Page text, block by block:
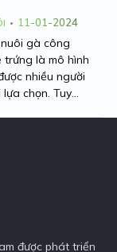
11-01-2024
gà công
trứng là mô hình
nhiều người
chọn. Tuy
được phát triển